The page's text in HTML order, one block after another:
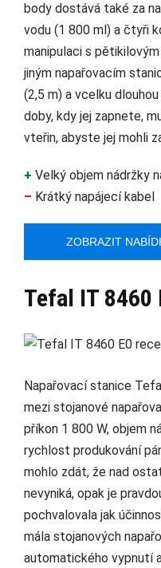
body dostává také za
vodu (1 800 ml) a čtyři
manipulaci s
jiným napařovacím
(2,5 m) a vcelku
doby, kdy jej zapnete,
vteřin, abyste jej mohli
+ Velký objem nádržky
– Krátký napájecí kabel
ZOBRAZIT
Tefal IT 8460
Napařovací stanice
mezi stojanové
příkon 1 800 W, objem
rychlost produkování
mohlo zdát, že nad
nevyniká, opak je
pochvalovala jak
mála stojanových
automatického vypnutí